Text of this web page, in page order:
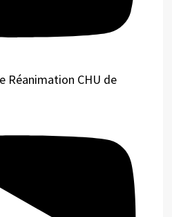
Réanimation CHU de